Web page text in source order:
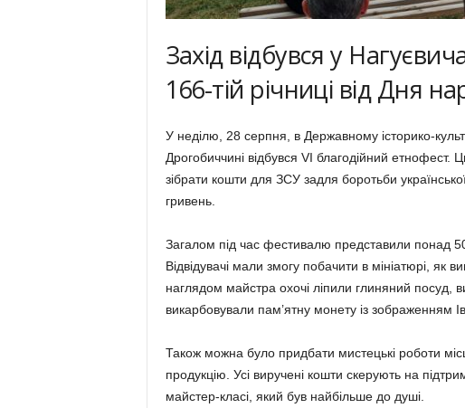
Захід відбувся у
166-тій річниці від Дня
У неділю, 28 серпня, в Державному історико-
Дрогобиччині відбувся VI благодійний етнофест.
зібрати кошти для ЗСУ задля боротьби
гривень.
Загалом під час фестивалю представили понад
Відвідувачі мали змогу побачити в мініатюрі, як
наглядом майстра охочі ліпили глиняний посуд,
викарбовували пам’ятну монету із зображенням
Також можна було придбати мистецькі роботи
продукцію. Усі виручені кошти скерують на
майстер-класі, який був найбільше до душі.